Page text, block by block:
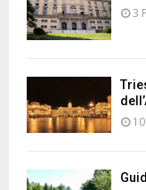
3